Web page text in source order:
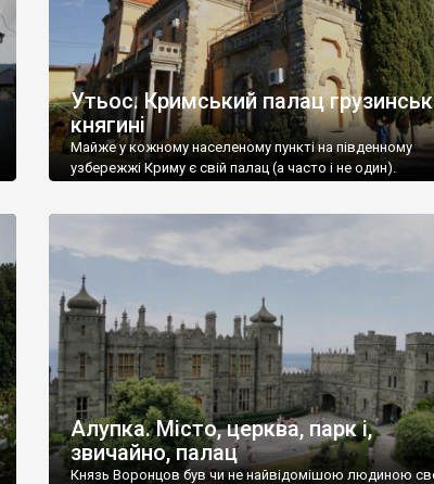
Утьос. Кримський палац
княгині
Майже у кожному населеному пункті на південному
узбережжі Криму є свій палац (а часто і не один).
Алупка. Місто, церква, парк і,
звичайно, палац
Князь Воронцов був чи не найвідомішою людиною